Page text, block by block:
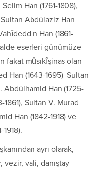
Han (1761-1808),
Abdülaziz Han
Han (1861-
eserleri günümüze
fakat mûsıkîşinas olan
Han (1643-1695), Sultan
Abdülhamid Han (1725-
Sultan V. Murad
Han (1842-1918) ve
ayrı olarak,
vezir, vali, danıştay